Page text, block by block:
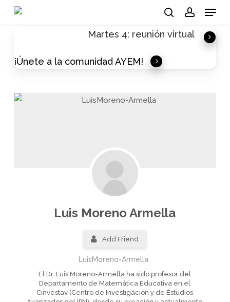
Skip
Menu
Martes 4: reunión virtual
¡Únete a la comunidad AYEM!
Luis Moreno Armella
Add Friend
LuisMoreno-Armella
El Dr. Luis Moreno-Armella ha sido profesor del
Departamento de Matemática Educativa en el
Cinvestav (Centro de Investigación y de Estudios